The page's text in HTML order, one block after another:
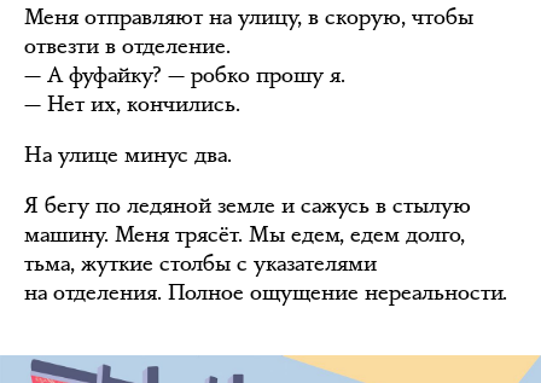
Меня отправляют на улицу, в скорую, чтобы
отвезти в отделение.
— А фуфайку? — робко прошу я.
— Нет их, кончились.
На улице минус два.
Я бегу по ледяной земле и сажусь в стылую
машину. Меня трясёт. Мы едем, едем долго,
тьма, жуткие столбы с указателями
на отделения. Полное ощущение нереальности.